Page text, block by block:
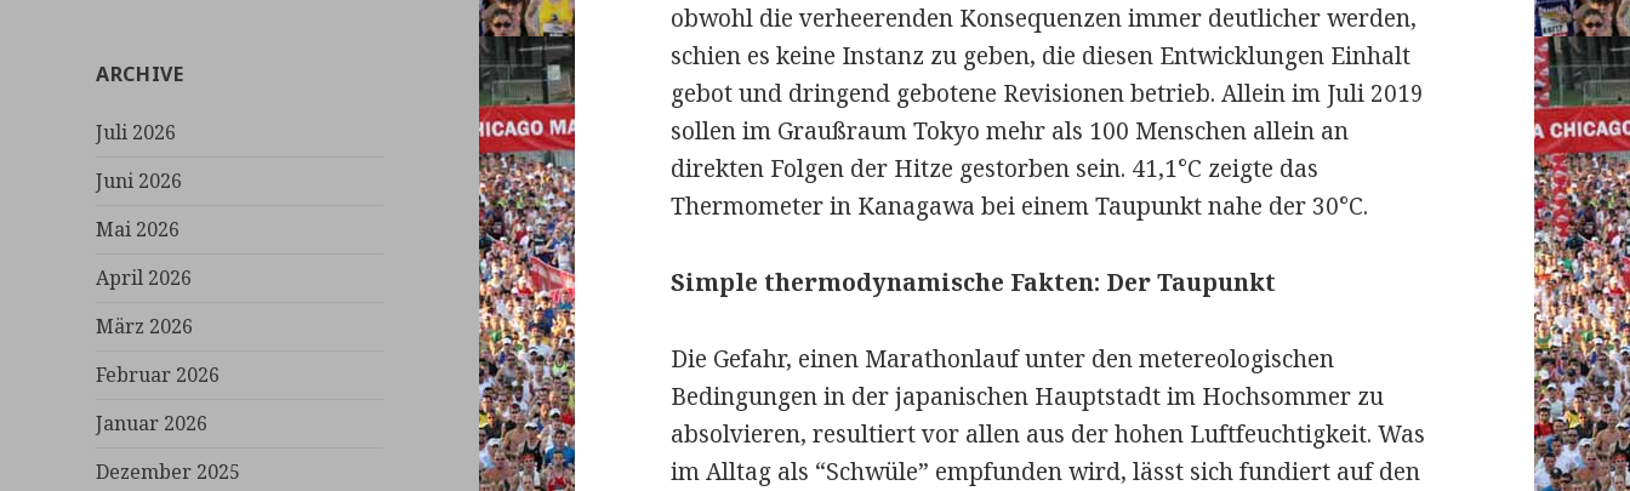
ARCHIVE
Juli 2026
Juni 2026
Mai 2026
April 2026
März 2026
Februar 2026
Januar 2026
Dezember 2025
obwohl die verheerenden Konsequenzen immer deutlicher werden,
schien es keine Instanz zu geben, die diesen Entwicklungen Einhalt
gebot und dringend gebotene Revisionen betrieb. Allein im Juli 2019
sollen im Graußraum Tokyo mehr als 100 Menschen allein an
direkten Folgen der Hitze gestorben sein. 41,1°C zeigte das
Thermometer in Kanagawa bei einem Taupunkt nahe der 30°C.
Simple thermodynamische Fakten: Der Taupunkt
Die Gefahr, einen Marathonlauf unter den metereologischen
Bedingungen in der japanischen Hauptstadt im Hochsommer zu
absolvieren, resultiert vor allen aus der hohen Luftfeuchtigkeit. Was
im Alltag als “Schwüle” empfunden wird, lässt sich fundiert auf den